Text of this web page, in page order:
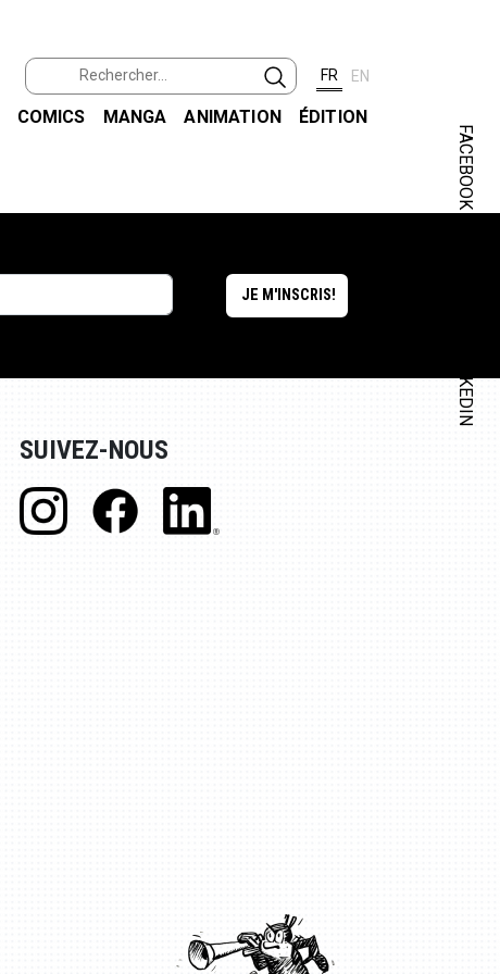
FR EN
COMICS MANGA ANIMATION ÉDITION
FACEBOOK
LINKEDIN
SUIVEZ-NOUS